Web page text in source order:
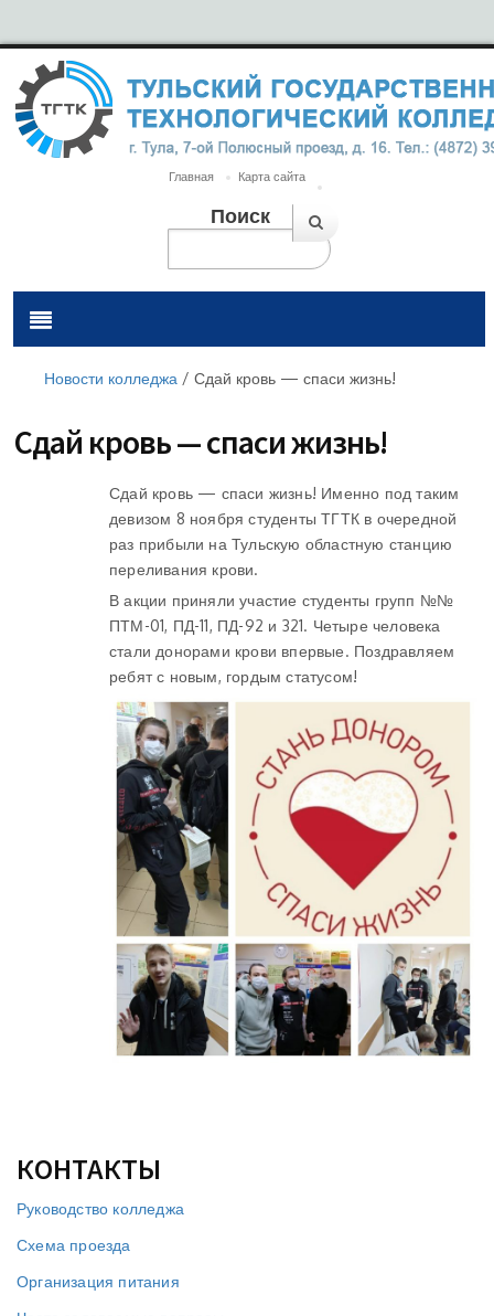
Главная Карта сайта
Поиск
Новости колледжа / Сдай кровь — спаси жизнь!
Сдай кровь — спаси жизнь!
Сдай кровь — спаси жизнь! Именно под таким
девизом 8 ноября студенты ТГТК в очередной
раз прибыли на Тульскую областную станцию
переливания крови.
В акции приняли участие студенты групп №№
ПТМ-01, ПД-11, ПД-92 и 321. Четыре человека
стали донорами крови впервые. Поздравляем
ребят с новым, гордым статусом!
КОНТАКТЫ
Руководство колледжа
Схема проезда
Организация питания